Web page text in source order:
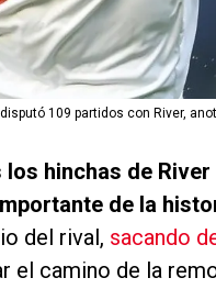
disputó 109 partidos con River,
hinchas de
de la
del rival, sacando
el camino de la